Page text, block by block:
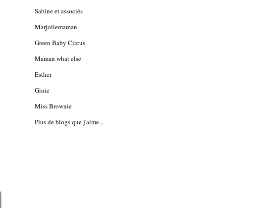
Sabine et associés
Marjoliemaman
Green Baby Circus
Maman what else
Esther
Ginie
Miss Brownie
Plus de blogs que j'aime...